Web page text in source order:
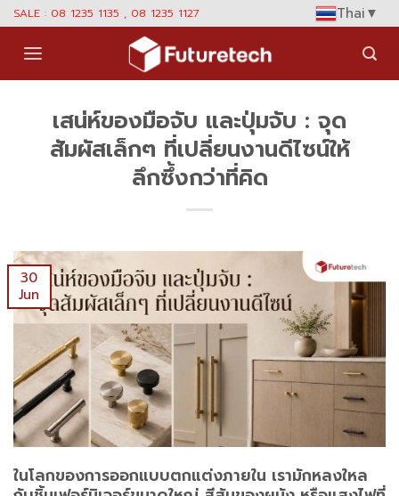
Skip
content
SALE : 08 1235 1135 , 08 1235 1127 Thai▼
เสน่ห์ของมือจับ และปุ่มจับ : จุด
สัมผัสเล็กๆ ที่เปลี่ยนงานดีไซน์ให้
ลึกซึ้งกว่าที่คิด
30
Jun
ในโลกของการออกแบบตกแต่งภายใน เรามักหลงใหล